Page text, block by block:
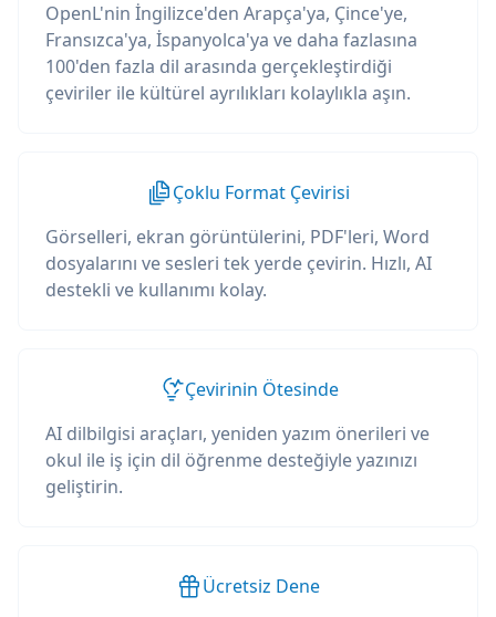
OpenL'nin İngilizce'den Arapça'ya, Çince'ye,
Fransızca'ya, İspanyolca'ya ve daha fazlasına
100'den fazla dil arasında gerçekleştirdiği
çeviriler ile kültürel ayrılıkları kolaylıkla aşın.
Çoklu Format Çevirisi
Görselleri, ekran görüntülerini, PDF'leri, Word
dosyalarını ve sesleri tek yerde çevirin. Hızlı, AI
destekli ve kullanımı kolay.
Çevirinin Ötesinde
AI dilbilgisi araçları, yeniden yazım önerileri ve
okul ile iş için dil öğrenme desteğiyle yazınızı
geliştirin.
Ücretsiz Dene